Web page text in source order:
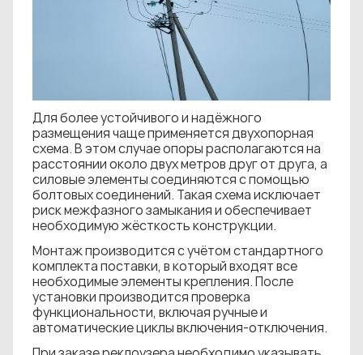
Для более устойчивого и надёжного
размещения чаще применяется двухопорная
схема. В этом случае опоры располагаются на
расстоянии около двух метров друг от друга, а
силовые элементы соединяются с помощью
болтовых соединений. Такая схема исключает
риск межфазного замыкания и обеспечивает
необходимую жёсткость конструкции.
Монтаж производится с учётом стандартного
комплекта поставки, в который входят все
необходимые элементы крепления. После
установки производится проверка
функциональности, включая ручные и
автоматические циклы включения-отключения.